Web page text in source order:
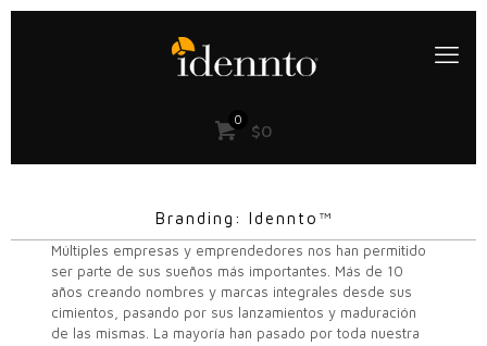
0
$0
Branding: Idennto™
Múltiples empresas y emprendedores nos han permitido
ser parte de sus sueños más importantes. Más de 10
años creando nombres y marcas integrales desde sus
cimientos, pasando por sus lanzamientos y maduración
de las mismas. La mayoría han pasado por toda nuestra